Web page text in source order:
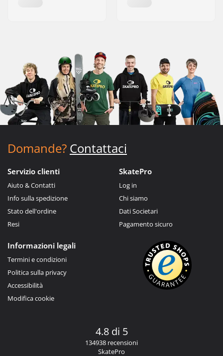
Domande? Contattaci
Servizio clienti
Aiuto & Contatti
Info sulla spedizione
Stato dell'ordine
Resi
SkatePro
Log in
Chi siamo
Dati Societari
Pagamento sicuro
Informazioni legali
Termini e condizioni
Politica sulla privacy
Accessibilità
Modifica cookie
4.8 di 5
134938 recensioni
SkatePro